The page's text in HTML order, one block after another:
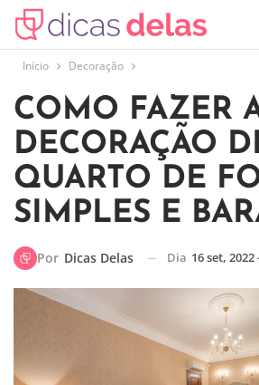
Início Decoração
COMO FAZER
DECORAÇÃO
QUARTO DE
SIMPLES E
Por Dicas Delas Dia 16 set, 2022